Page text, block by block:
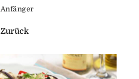
Anfänger
Zurück